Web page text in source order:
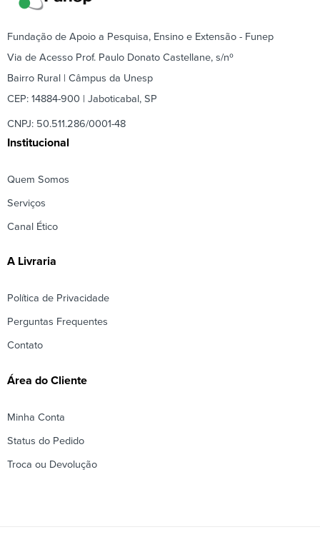
Fundação de Apoio a Pesquisa, Ensino e Extensão - Funep
Via de Acesso Prof. Paulo Donato Castellane, s/nº
Bairro Rural | Câmpus da Unesp
CEP: 14884-900 | Jaboticabal, SP
CNPJ: 50.511.286/0001-48
Institucional
Quem Somos
Serviços
Canal Ético
A Livraria
Política de Privacidade
Perguntas Frequentes
Contato
Área do Cliente
Minha Conta
Status do Pedido
Troca ou Devolução